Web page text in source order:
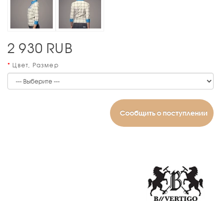
2 930 RUB
Цвет, Размер
Сообщить о поступлении